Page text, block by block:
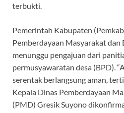
terbukti.
Pemerintah Kabupaten
Pemberdayaan Masyarakat dan
menunggu pengajuan dari
permusyawaratan desa (BPD).
serentak berlangsung aman,
Kepala Dinas Pemberdayaan
(PMD) Gresik Suyono